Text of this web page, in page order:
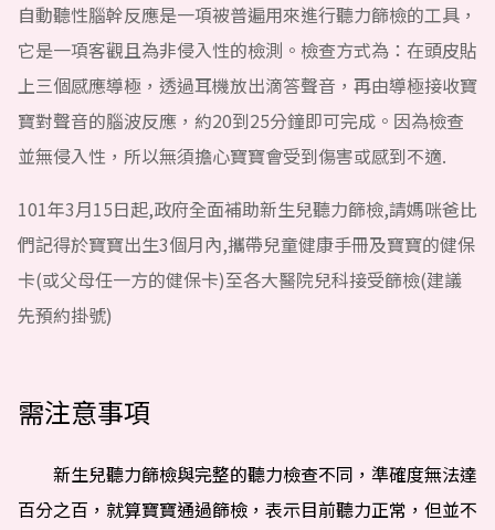
自動聽性腦幹反應是一項被普遍用來進行聽力篩檢的工具，
它是一項客觀且為非侵入性的檢測。檢查方式為：在頭皮貼
上三個感應導極，透過耳機放出滴答聲音，再由導極接收寶
寶對聲音的腦波反應，約20到25分鐘即可完成。因為檢查
並無侵入性，所以無須擔心寶寶會受到傷害或感到不適.
101年3月15日起,政府全面補助新生兒聽力篩檢,請媽咪爸比
們記得於寶寶出生3個月內,攜帶兒童健康手冊及寶寶的健保
卡(或父母任一方的健保卡)至各大醫院兒科接受篩檢(建議
先預約掛號)
需注意事項
新生兒聽力篩檢與完整的聽力檢查不同，準確度無法達
百分之百，就算寶寶通過篩檢，表示目前聽力正常，但並不